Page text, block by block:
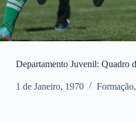
Departamento Juvenil: Quadro
1 de Janeiro, 1970 Formação,